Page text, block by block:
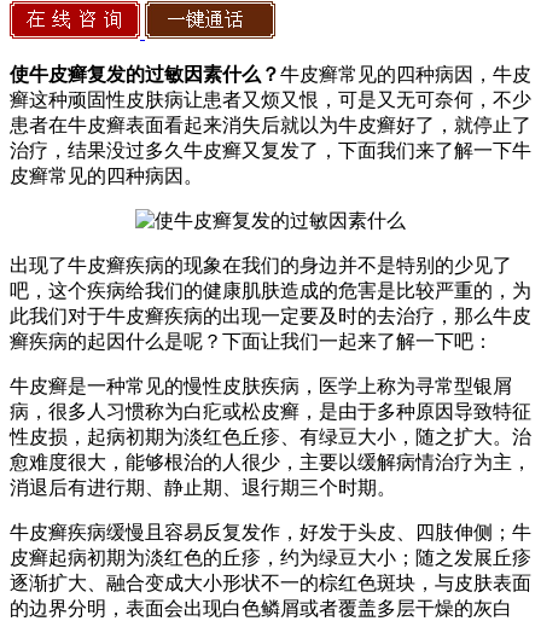
使牛皮癣复发的过敏因素什么？牛皮癣常见的四种病因，牛皮
癣这种顽固性皮肤病让患者又烦又恨，可是又无可奈何，不少
患者在牛皮癣表面看起来消失后就以为牛皮癣好了，就停止了
治疗，结果没过多久牛皮癣又复发了，下面我们来了解一下牛
皮癣常见的四种病因。
出现了牛皮癣疾病的现象在我们的身边并不是特别的少见了
吧，这个疾病给我们的健康肌肤造成的危害是比较严重的，为
此我们对于牛皮癣疾病的出现一定要及时的去治疗，那么牛皮
癣疾病的起因什么是呢？下面让我们一起来了解一下吧：
牛皮癣是一种常见的慢性皮肤疾病，医学上称为寻常型银屑
病，很多人习惯称为白疕或松皮癣，是由于多种原因导致特征
性皮损，起病初期为淡红色丘疹、有绿豆大小，随之扩大。治
愈难度很大，能够根治的人很少，主要以缓解病情治疗为主，
消退后有进行期、静止期、退行期三个时期。
牛皮癣疾病缓慢且容易反复发作，好发于头皮、四肢伸侧；牛
皮癣起病初期为淡红色的丘疹，约为绿豆大小；随之发展丘疹
逐渐扩大、融合变成大小形状不一的棕红色斑块，与皮肤表面
的边界分明，表面会出现白色鳞屑或者覆盖多层干燥的灰白